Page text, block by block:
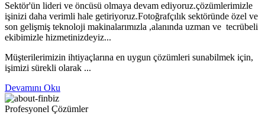
Sektör'ün lideri ve öncüsü olmaya devam ediyoruz.çözümlerimizle
işinizi daha verimli hale getiriyoruz.Fotoğrafçılık sektöründe özel ve
son gelişmiş teknoloji makinalarımızla ,alanında uzman ve tecrübeli
ekibimizle hizmetinizdeyiz...
Müşterilerimizin ihtiyaçlarına en uygun çözümleri sunabilmek için,
işimizi sürekli olarak ...
Devamını Oku
Profesyonel Çözümler